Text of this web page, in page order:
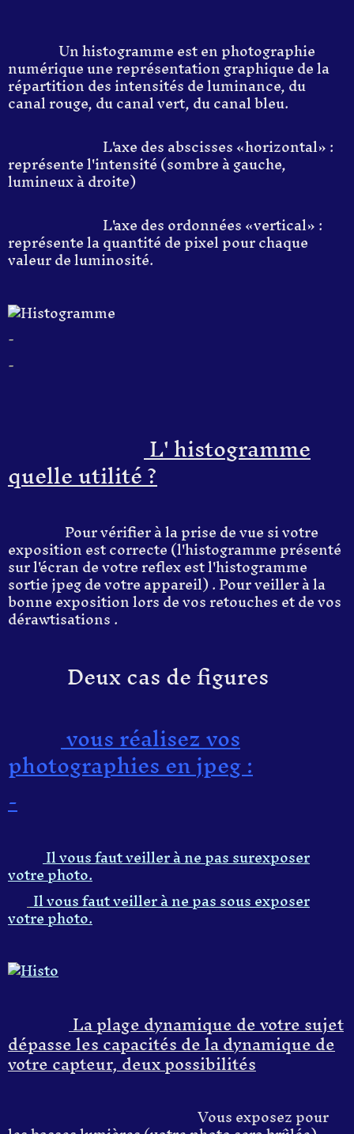
Un histogramme est en photographie
numérique une représentation graphique de la
répartition des intensités de luminance, du
canal rouge, du canal vert, du canal bleu.
L'axe des abscisses «horizontal» :
représente l'intensité (sombre à gauche,
lumineux à droite)
L'axe des ordonnées «vertical» :
représente la quantité de pixel pour chaque
valeur de luminosité.
-
-
L' histogramme
quelle utilité ?
Pour vérifier à la prise de vue si votre
exposition est correcte (l'histogramme présenté
sur l'écran de votre reflex est l'histogramme
sortie jpeg de votre appareil) . Pour veiller à la
bonne exposition lors de vos retouches et de vos
dérawtisations .
Deux cas de figures
vous réalisez vos
photographies en jpeg :
-
Ilvous faut veillerà ne pas surexposer
votrephoto.
Il vous faut veillerà ne pas sous exposer
votrephoto.
La plage dynamique de votre sujet
dépasse les capacités de la dynamique de
votre capteur, deux possibilités
Vous exposez pour